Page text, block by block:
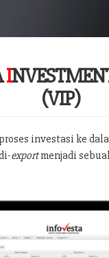
I
(VIP)
investasi ke
exportmenjadi